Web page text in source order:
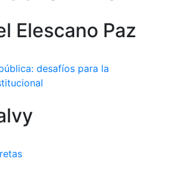
Elescano Paz
desafíos para la